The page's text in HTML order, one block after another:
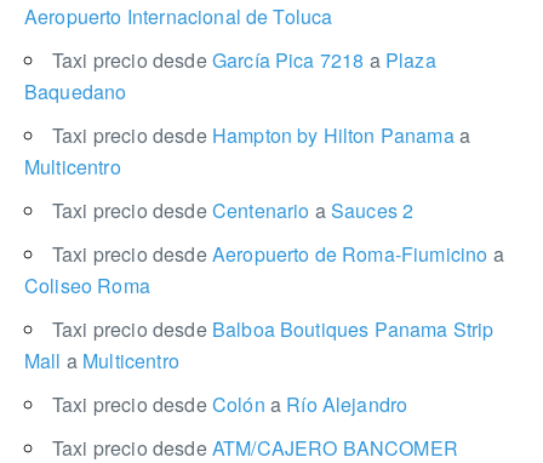
Aeropuerto Internacional de Toluca
Taxi precio desdeGarcía Pica 7218 aPlaza
Baquedano
Taxi precio desde Hampton by Hilton Panamaa
Multicentro
Taxi precio desdeCentenario aSauces 2
Taxi precio desdeAeropuerto de Roma-Fiumicino a
Coliseo Roma
Taxi precio desde Balboa Boutiques Panama Strip
Mall aMulticentro
Taxi precio desdeColón a Río Alejandro
Taxi precio desdeATM/CAJERO BANCOMER